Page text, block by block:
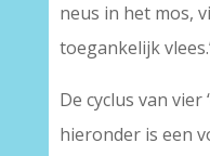
neus in het mos,
toegankelijk
De cyclus van vier
hieronder is een